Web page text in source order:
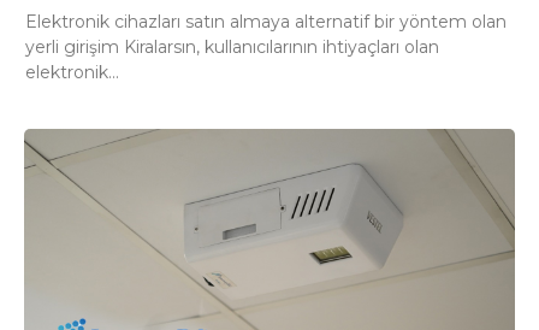
Elektronik cihazları satın almaya alternatif bir yöntem olan
yerli girişim Kiralarsın, kullanıcılarının ihtiyaçları olan
elektronik...